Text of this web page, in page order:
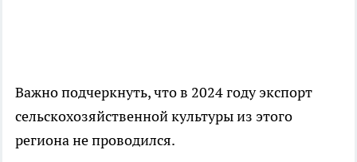
Важно подчеркнуть, что в 2024 году экспорт
сельскохозяйственной культуры из этого
региона не проводился.